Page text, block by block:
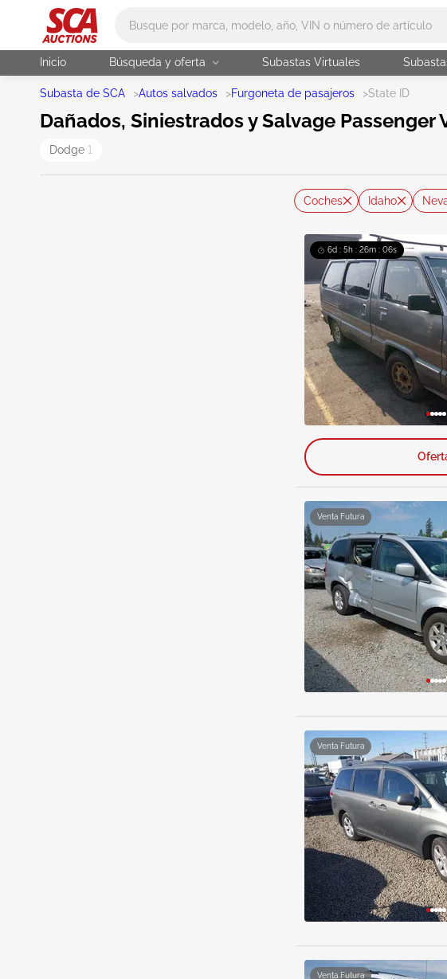
Inicio Búsqueda y oferta Subastas Virtuales
Subasta de SCA >Autos salvados >Furgoneta de pasajeros >State ID
Dañados, Siniestrados y Salvage Passenger
Dodge 1
Coches Idaho
6d : 5h : 26m : 05s
Venta Futura
Venta Futura
Venta Futura